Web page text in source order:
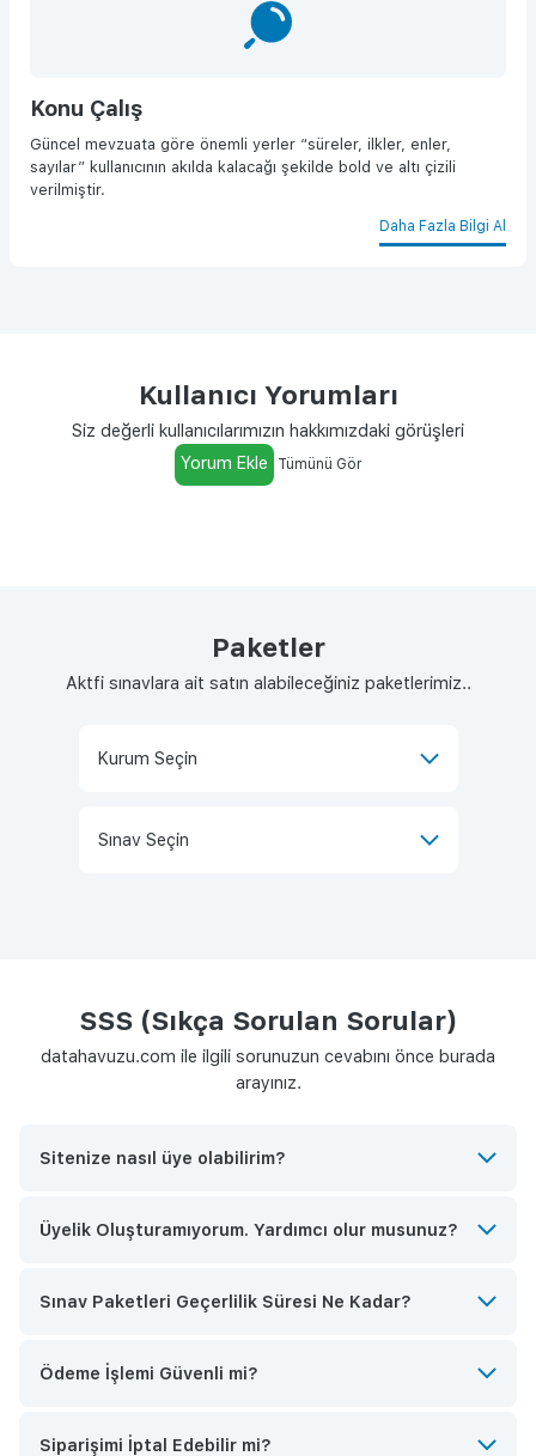
Konu Çalış
Güncel mevzuata göre önemli yerler “süreler, ilkler, enler,
sayılar” kullanıcının akılda kalacağı şekilde bold ve altı çizili
verilmiştir.
Daha Fazla Bilgi Al
Kullanıcı Yorumları
Siz değerli kullanıcılarımızın hakkımızdaki görüşleri
Yorum Ekle
Tümünü Gör
Paketler
Aktfi sınavlara ait satın alabileceğiniz paketlerimiz..
SSS (Sıkça Sorulan Sorular)
datahavuzu.com ile ilgili sorunuzun cevabını önce burada
arayınız.
Sitenize nasıl üye olabilirim?
Üyelik Oluşturamıyorum. Yardımcı olur musunuz?
Sınav Paketleri Geçerlilik Süresi Ne Kadar?
Ödeme İşlemi Güvenli mi?
Siparişimi İptal Edebilir mi?